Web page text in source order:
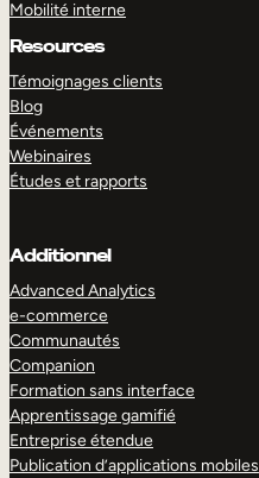
Mobilité interne
Resources
Témoignages clients
Blog
Événements
Webinaires
Études et rapports
Additionnel
Advanced Analytics
e-commerce
Communautés
Companion
Formation sans interface
Apprentissage gamifié
Entreprise étendue
Publication d’applications mobiles